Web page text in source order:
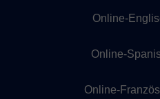
Online-
Online-
Online-